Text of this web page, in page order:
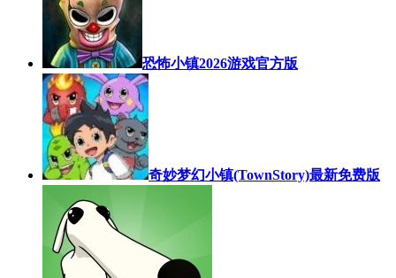
恐怖小镇2026游戏官方版
奇妙梦幻小镇(TownStory)最新免费版